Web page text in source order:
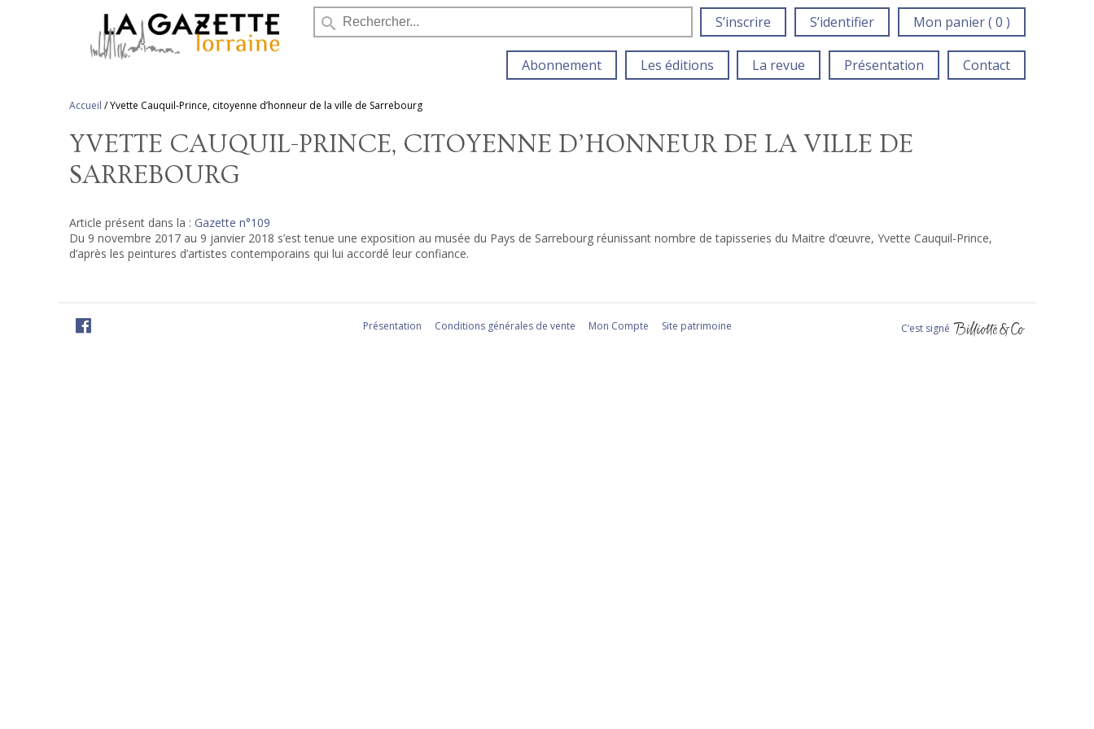
search S’inscrire S’identifier Mon panier ( 0 )
Abonnement Les éditions La revue Présentation Contact
Accueil /Yvette Cauquil-Prince, citoyenne d’honneur de la ville de Sarrebourg
YVETTE CAUQUIL-PRINCE, CITOYENNE D’HONNEUR DE LA VILLE DE
SARREBOURG
Article présent dans la : Gazette n°109
Du 9 novembre 2017 au 9 janvier 2018 s’est tenue une exposition au musée du Pays de Sarrebourg réunissant nombre de tapisseries du Maitre d’œuvre, Yvette Cauquil-Prince,
d’après les peintures d’artistes contemporains qui lui accordé leur confiance.
Présentation Conditions générales de vente Mon Compte Site patrimoine C‘est signé